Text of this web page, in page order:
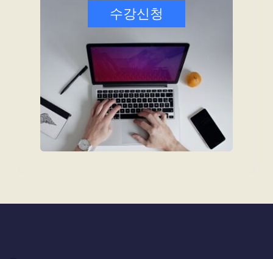
수강신청